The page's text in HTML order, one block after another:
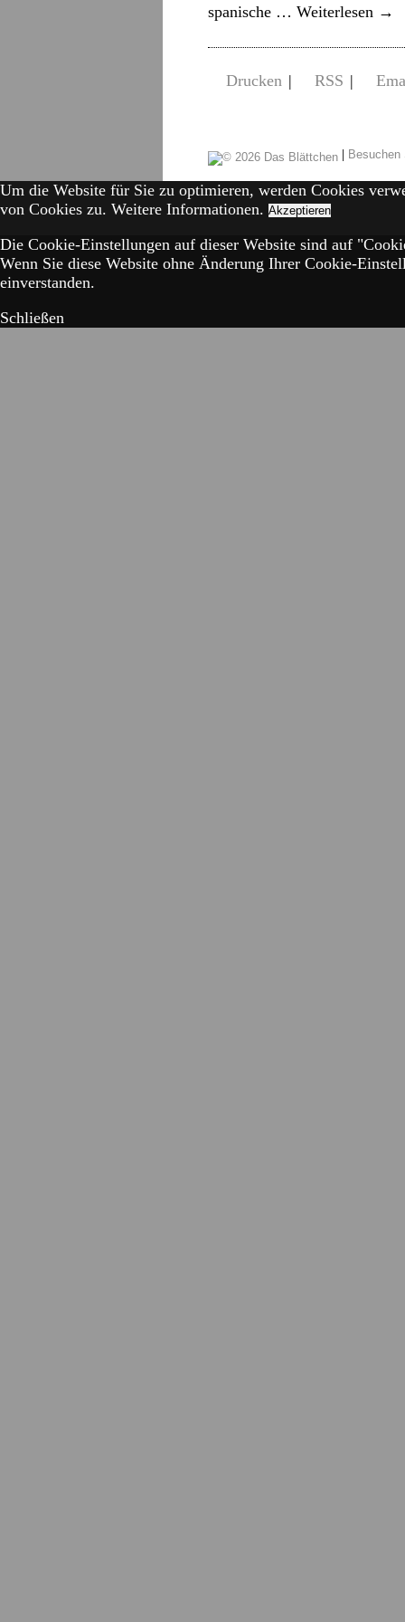
spanische … Weiterlesen →
Drucken | RSS |
|
Um die Website für Sie zu optimieren, werden Cookies
von Cookies zu. Weitere Informationen. Akzeptieren
Die Cookie-Einstellungen auf dieser Website sind auf
Wenn Sie diese Website ohne Änderung Ihrer Cookie-
einverstanden.
Schließen